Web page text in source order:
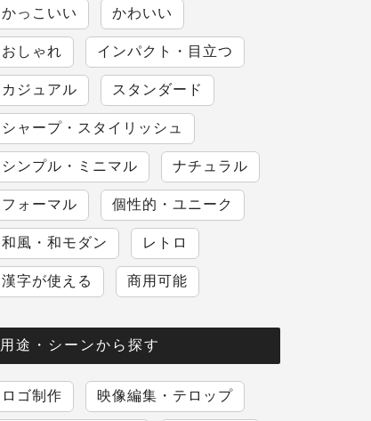
かっこいい かわいい
おしゃれ インパクト・目立つ
カジュアル スタンダード
シャープ・スタイリッシュ
シンプル・ミニマル ナチュラル
フォーマル 個性的・ユニーク
和風・和モダン レトロ
漢字が使える 商用可能
用途・シーンから探す
ロゴ制作 映像編集・テロップ